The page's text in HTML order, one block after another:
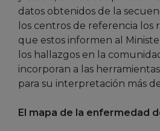
datos obtenidos de la
los centros de referencia los
que estos informen al
los hallazgos en la
incorporan a las
para su interpretación más
El mapa de la enfermedad